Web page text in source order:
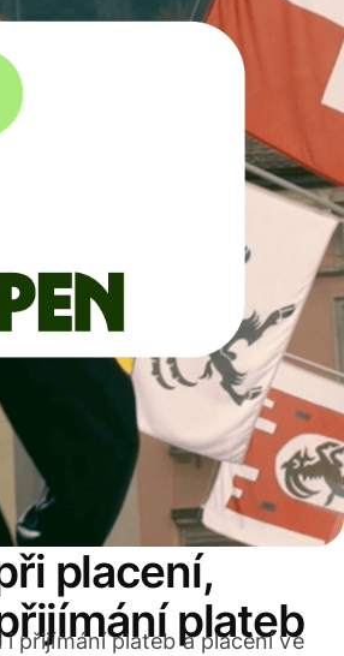
placení,
plateb
přijímání plateb a placení ve